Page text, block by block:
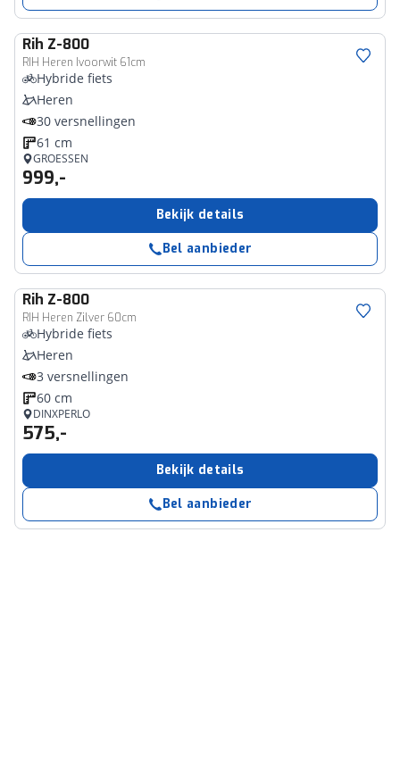
Rih Z-800
RIH Heren Ivoorwit 61cm
Hybride fiets
Heren
30 versnellingen
61 cm
GROESSEN
999,-
Bekijk details
Bel aanbieder
Rih Z-800
RIH Heren Zilver 60cm
Hybride fiets
Heren
3 versnellingen
60 cm
DINXPERLO
575,-
Bekijk details
Bel aanbieder